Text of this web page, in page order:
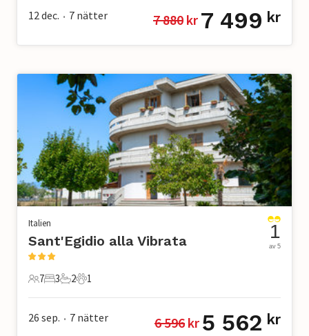
12 dec. • 7 nätter 7 880 kr 7 499 kr
Italien
Sant'Egidio alla Vibrata
7 Gäster
7
3 Sovrum
3
2 Badrum
2
1 Husdjur
1
1
av 5
26 sep. • 7 nätter 6 596 kr 5 562 kr